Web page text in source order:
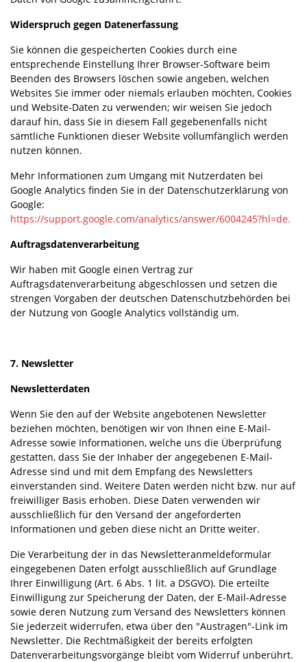
Widerspruch gegen Datenerfassung
Sie können die gespeicherten Cookies durch eine
entsprechende Einstellung Ihrer Browser-Software beim
Beenden des Browsers löschen sowie angeben, welchen
Websites Sie immer oder niemals erlauben möchten, Cookies
und Website-Daten zu verwenden; wir weisen Sie jedoch
darauf hin, dass Sie in diesem Fall gegebenenfalls nicht
sämtliche Funktionen dieser Website vollumfänglich werden
nutzen können.
Mehr Informationen zum Umgang mit Nutzerdaten bei
Google Analytics finden Sie in der Datenschutzerklärung von
Google:
https://support.google.com/analytics/answer/6004245?hl=de.
Auftragsdatenverarbeitung
Wir haben mit Google einen Vertrag zur
Auftragsdatenverarbeitung abgeschlossen und setzen die
strengen Vorgaben der deutschen Datenschutzbehörden bei
der Nutzung von Google Analytics vollständig um.
7. Newsletter
Newsletterdaten
Wenn Sie den auf der Website angebotenen Newsletter
beziehen möchten, benötigen wir von Ihnen eine E-Mail-
Adresse sowie Informationen, welche uns die Überprüfung
gestatten, dass Sie der Inhaber der angegebenen E-Mail-
Adresse sind und mit dem Empfang des Newsletters
einverstanden sind. Weitere Daten werden nicht bzw. nur auf
freiwilliger Basis erhoben. Diese Daten verwenden wir
ausschließlich für den Versand der angeforderten
Informationen und geben diese nicht an Dritte weiter.
Die Verarbeitung der in das Newsletteranmeldeformular
eingegebenen Daten erfolgt ausschließlich auf Grundlage
Ihrer Einwilligung (Art. 6 Abs. 1 lit. a DSGVO). Die erteilte
Einwilligung zur Speicherung der Daten, der E-Mail-Adresse
sowie deren Nutzung zum Versand des Newsletters können
Sie jederzeit widerrufen, etwa über den "Austragen"-Link im
Newsletter. Die Rechtmäßigkeit der bereits erfolgten
Datenverarbeitungsvorgänge bleibt vom Widerruf unberührt.